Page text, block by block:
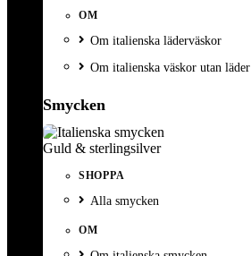
OM
Om italienska läderväskor
Om italienska väskor utan läder
Smycken
Guld & sterlingsilver
SHOPPA
Alla smycken
OM